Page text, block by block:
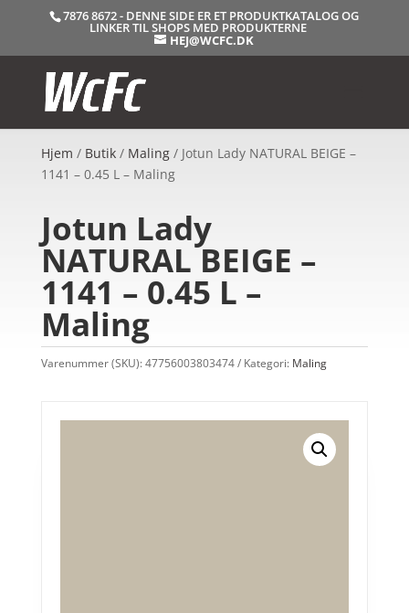
7876 8672 - DENNE SIDE ER ET PRODUKTKATALOG OG
LINKER TIL SHOPS MED PRODUKTERNE
HEJ@WCFC.DK
Hjem / Butik/ Maling/ Jotun Lady NATURAL BEIGE –
1141 – 0.45 L – Maling
Jotun Lady
NATURAL BEIGE –
1141 – 0.45 L –
Maling
Varenummer (SKU):47756003803474 Kategori: Maling